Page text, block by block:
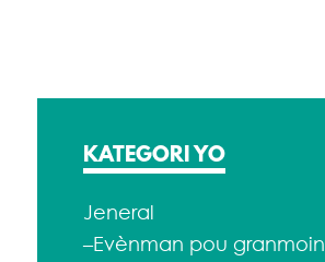
KATEGORI YO
Jeneral
–Evènman pou granmoin